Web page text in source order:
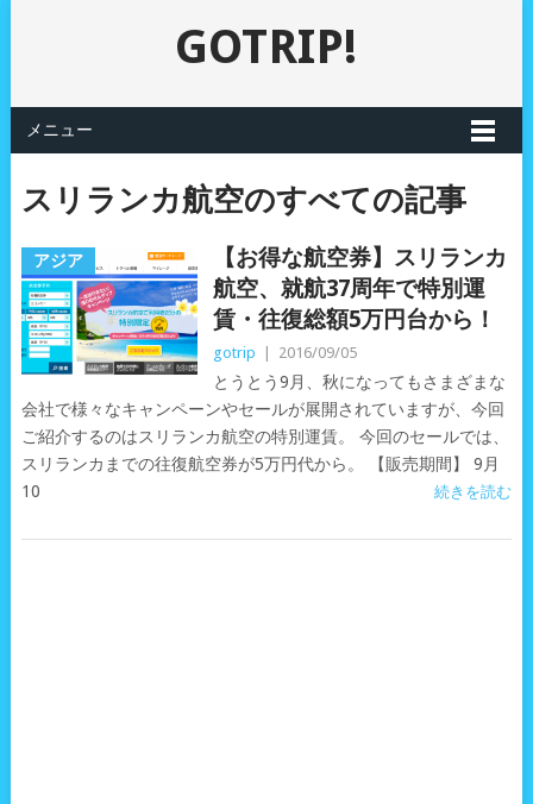
GOTRIP!
メニュー
スリランカ航空のすべての記事
アジア
【お得な航空券】スリランカ
航空、就航37周年で特別運
賃・往復総額5万円台から！
gotrip 2016/09/05
とうとう9月、秋になってもさまざまな
会社で様々なキャンペーンやセールが展開されていますが、今回
ご紹介するのはスリランカ航空の特別運賃。 今回のセールでは、
スリランカまでの往復航空券が5万円代から。 【販売期間】 9月
10
続きを読む